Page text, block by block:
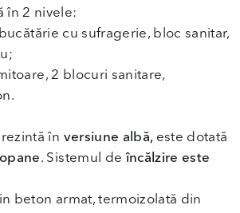
cu sufragerie, bloc sanitar,
2 blocuri sanitare,
în versiune albă, este dotată
. Sistemul deîncălzire este
beton armat, termoizolată din